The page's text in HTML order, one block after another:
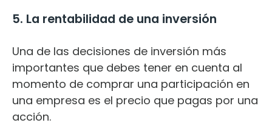
5. La rentabilidad de una inversión
Una de las decisiones de inversión más
importantes que debes tener en cuenta al
momento de comprar una participación en
una empresa es el precio que pagas por una
acción.